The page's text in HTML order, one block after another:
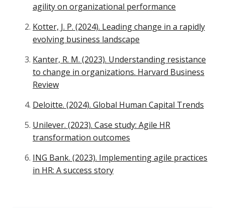
agility on organizational performance
Kotter, J. P. (2024). Leading change in a rapidly
evolving business landscape
Kanter, R. M. (2023). Understanding resistance
to change in organizations. Harvard Business
Review
Deloitte. (2024). Global Human Capital Trends
Unilever. (2023). Case study: Agile HR
transformation outcomes
ING Bank. (2023). Implementing agile practices
in HR: A success story